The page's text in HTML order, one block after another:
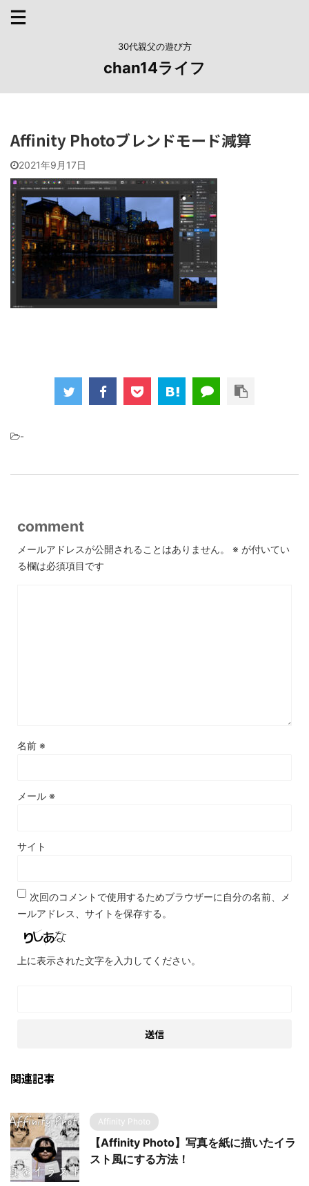
30代親父の遊び方
chan14ライフ
Affinity Photoブレンドモード減算
2021年9月17日
-
comment
メールアドレスが公開されることはありません。 ※ が付いてい
る欄は必須項目です
名前 ※
メール ※
サイト
次回のコメントで使用するためブラウザーに自分の名前、メ
ールアドレス、サイトを保存する。
上に表示された文字を入力してください。
関連記事
Affinity Photo
【Affinity Photo】写真を紙に描いたイラ
スト風にする方法！